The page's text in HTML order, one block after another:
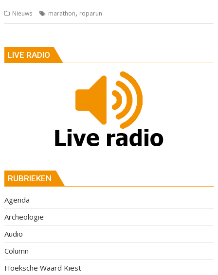
Nieuws marathon, roparun
LIVE RADIO
RUBRIEKEN
Agenda
Archeologie
Audio
Column
Hoeksche Waard Kiest